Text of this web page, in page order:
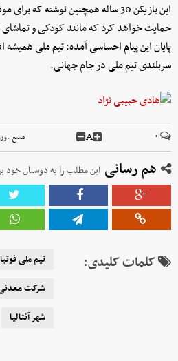
این بازیکن 30 ساله همچنین نوشته که
حمایت خواهد کرد که مانند کودکی و تماشای
پایان این پیام احساسی آمده: تیم ملی
سربلندی تیم ملی در جام جهانی.
۰ A منبع :
هم رسانی این مطلب را به دوستان خود
کلمات کلیدی: تیم ملی
شرکت
شهر آنتالیا